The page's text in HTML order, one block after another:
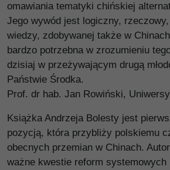
omawiania tematyki chińskiej
Jego wywód jest logiczny,
wiedzy, zdobywanej także w
bardzo potrzebna w zrozumieniu
dzisiaj w przeżywającym drugą
Państwie Środka.
Prof. dr hab. Jan Rowiński,
Książka Andrzeja Bolesty jest
pozycją, która przybliży polskiemu
obecnych przemian w Chinach.
ważne kwestie reform systemowych